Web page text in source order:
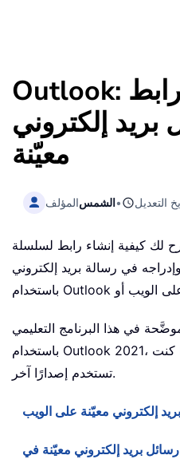
Outlook: كيفية إنشاء رابط
إلكتروني
معيّنة
المؤلفالشمس• التعديل
لك كيفية إنشاء رابط لسلسلة
في رسالة بريد إلكتروني
في هذا البرنامج التعليمي
باستخدام Outlook 2021، وقد تختلف الخطوات قليلاً إذا كنت
تستخدم إصدارًا آخر.
إلكتروني معيّنة على الويب
بريد إلكتروني معيّنة في